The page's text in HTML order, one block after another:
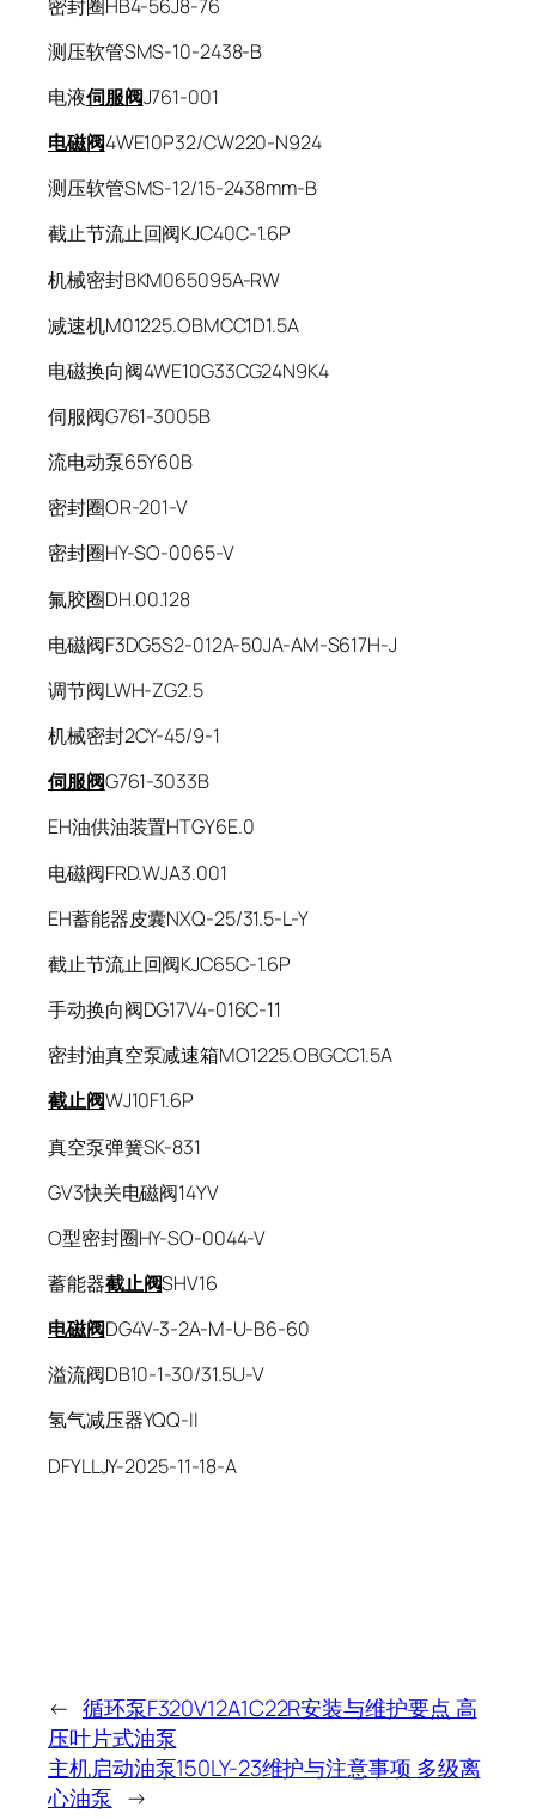
密封圈HB4-56J8-76
测压软管SMS-10-2438-B
电液伺服阀J761-001
电磁阀4WE10P32/CW220-N924
测压软管SMS-12/15-2438mm-B
截止节流止回阀KJC40C-1.6P
机械密封BKM065095A-RW
减速机M01225.OBMCC1D1.5A
电磁换向阀4WE10G33CG24N9K4
伺服阀G761-3005B
流电动泵65Y60B
密封圈OR-201-V
密封圈HY-SO-0065-V
氟胶圈DH.00.128
电磁阀F3DG5S2-012A-50JA-AM-S617H-J
调节阀LWH-ZG2.5
机械密封2CY-45/9-1
伺服阀G761-3033B
EH油供油装置HTGY6E.0
电磁阀FRD.WJA3.001
EH蓄能器皮囊NXQ-25/31.5-L-Y
截止节流止回阀KJC65C-1.6P
手动换向阀DG17V4-016C-11
密封油真空泵减速箱MO1225.OBGCC1.5A
截止阀WJ10F1.6P
真空泵弹簧SK-831
GV3快关电磁阀14YV
O型密封圈HY-SO-0044-V
蓄能器截止阀SHV16
电磁阀DG4V-3-2A-M-U-B6-60
溢流阀DB10-1-30/31.5U-V
氢气减压器YQQ-II
DFYLLJY-2025-11-18-A
← 循环泵F320V12A1C22R安装与维护要点 高
压叶片式油泵
主机启动油泵150LY-23维护与注意事项 多级离
心油泵 →